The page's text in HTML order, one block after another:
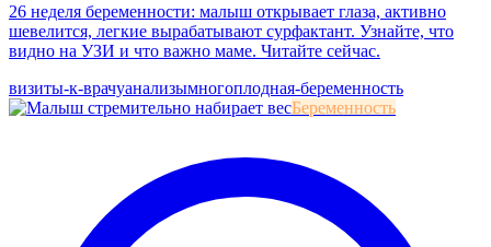
26 неделя беременности: малыш открывает глаза, активно
шевелится, легкие вырабатывают сурфактант. Узнайте, что
видно на УЗИ и что важно маме. Читайте сейчас.
визиты-к-врачуанализымногоплодная-беременность
Беременность